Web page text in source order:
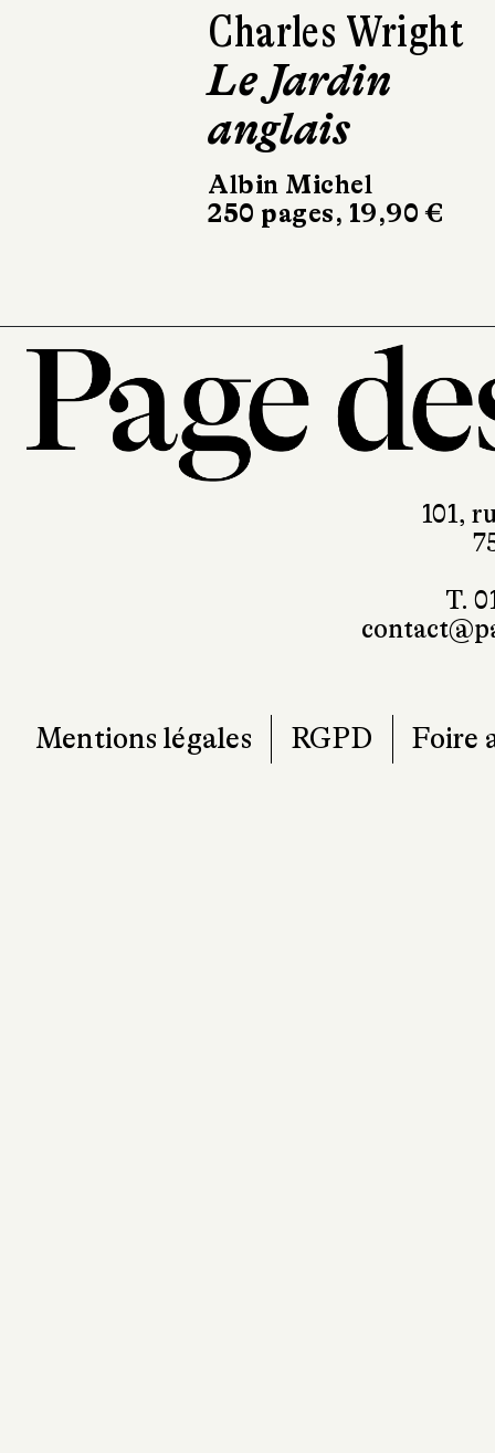
Charles Wright
Le Jardin
anglais
Albin Michel
250 pages, 19,90 €
Bertrand
animale
Minuit
176 pages, 19 €
101,
T.
Mentions légales RGPD Foire